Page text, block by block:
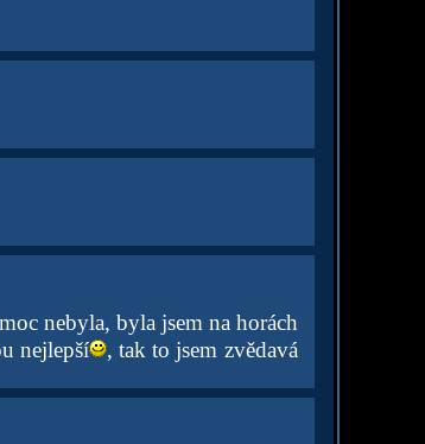
nebyla, byla jsem na horách
nejlepší
, tak to jsem zvědavá